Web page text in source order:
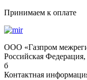
Принимаем к оплате
OOO «Газпром
Российская
б
Контактная